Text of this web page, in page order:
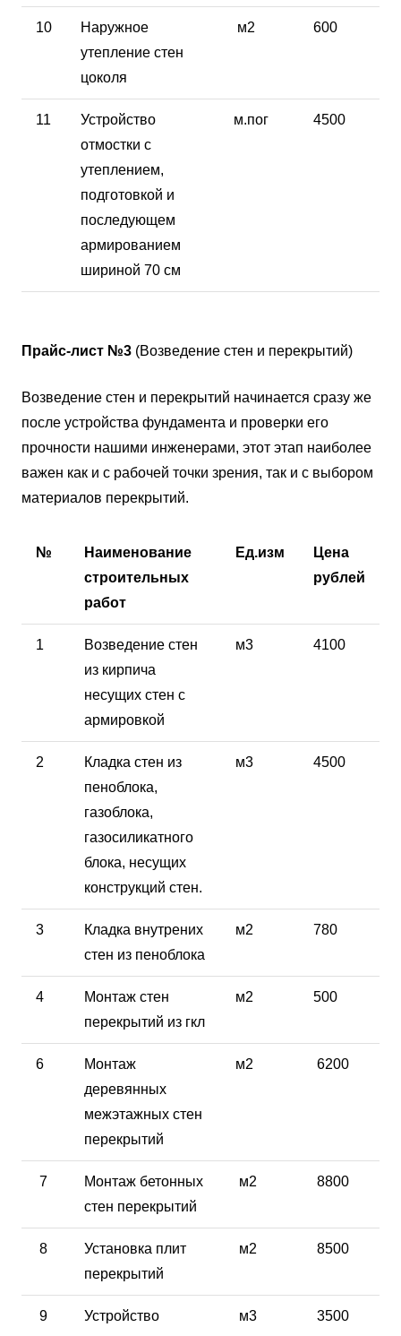
10
Наружное
утепление стен
цоколя
м2 600
11
Устройство
отмостки с
утеплением,
подготовкой и
последующем
армированием
шириной 70 см
м.пог 4500
Прайс-лист №3 (Возведение стен и перекрытий)
Возведение стен и перекрытий начинается сразу же
после устройства фундамента и проверки его
прочности нашими инженерами, этот этап наиболее
важен как и с рабочей точки зрения, так и с выбором
материалов перекрытий.
№
Наименование
строительных
работ
Ед.изм
Цена
рублей
1
Возведение стен
из кирпича
несущих стен с
армировкой
м3 4100
2
Кладка стен из
пеноблока,
газоблока,
газосиликатного
блока, несущих
конструкций стен.
м3 4500
3
Кладка внутрених
стен из пеноблока
м2 780
4
Монтаж стен
перекрытий из гкл
м2 500
6
Монтаж
деревянных
межэтажных стен
перекрытий
м2 6200
7
Монтаж бетонных
стен перекрытий
м2 8800
8
Установка плит
перекрытий
м2 8500
9
Устройство
м3 3500